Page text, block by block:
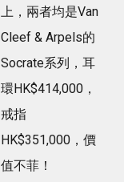
上，兩者均是Van
Cleef & Arpels的
Socrate系列，耳
環HK$414,000，
戒指
HK$351,000，價
值不菲！